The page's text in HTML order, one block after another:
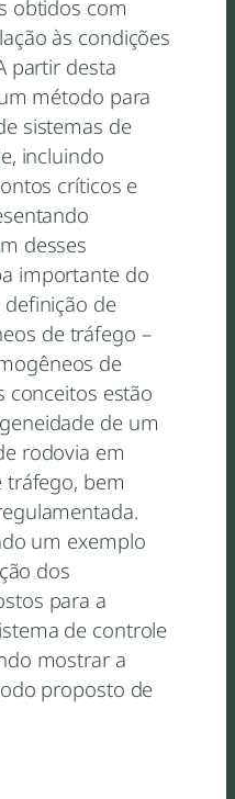
obtidos com
às condições
partir desta
método para
sistemas de
incluindo
críticos e
desses
importante do
de
de tráfego –
de
conceitos estão
de um
rodovia em
tráfego, bem
um exemplo
dos
para a
de controle
mostrar a
proposto de